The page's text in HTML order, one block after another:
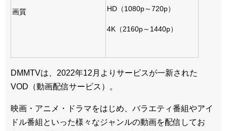
画質 HD（1080p～720p）
4K（2160p～1440p）
DMMTVは、2022年12月よりサービスが一新された
VOD（動画配信サービス）。
映画・アニメ・ドラマをはじめ、バラエティ番組やアイ
ドル番組といった様々なジャンルの動画を配信してお